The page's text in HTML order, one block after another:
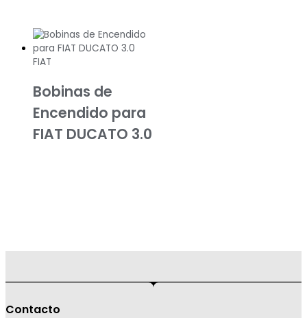
FIAT
Bobinas de
Encendido para
FIAT DUCATO 3.0
Contacto